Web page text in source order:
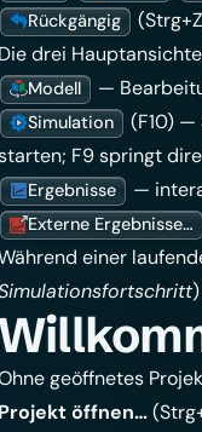
Rückgängig
Die drei
Modell —
Simulation (F10) —
; F9 springt
Ergebnisse —
Externe Ergebnisse…
einer
geöffnetes
Projekt öffnen…